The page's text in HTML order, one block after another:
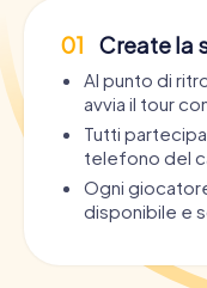
01 Create la
Al punto di
avvia il tour
Tutti
telefono del
Ogni
disponibile e